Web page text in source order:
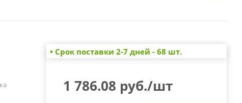
• Cрок поставки 2-7 дней - 68 шт.
1 786.08 руб./шт